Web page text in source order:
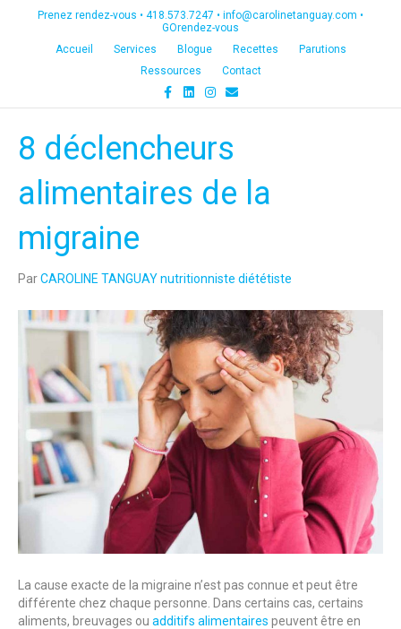
Prenez rendez-vous • 418.573.7247 • info@carolinetanguay.com •
GOrendez-vous
Accueil
Services Blogue Recettes
Parutions
Ressources
Contact
c
b
o
o
n
d
i
s
r
m
E
m
a
8 déclencheurs
alimentaires de la
migraine
ParCAROLINE TANGUAY nutritionniste diététiste
La cause exacte de la migraine n’est pas connue et peut être
différente chez chaque personne. Dans certains cas, certains
aliments, breuvages ou additifs alimentaires peuvent être en